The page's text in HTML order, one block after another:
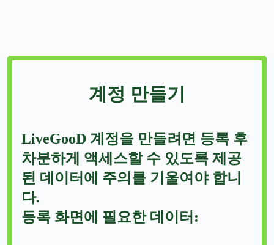
계정 만들기
LiveGooD 계정을 만들려면 등록 후
차분하게 액세스할 수 있도록 제공
된 데이터에 주의를 기울여야 합니
다.
등록 화면에 필요한 데이터: